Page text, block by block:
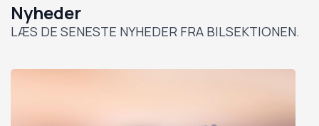
Nyheder
LÆS DE SENESTE NYHEDER FRA BILSEKTIONEN.